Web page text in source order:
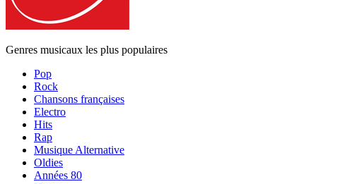
Genres musicaux les plus populaires
Pop
Rock
Chansons françaises
Electro
Hits
Rap
Musique Alternative
Oldies
Années 80